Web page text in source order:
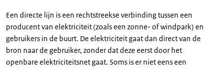
Een directe lijn is een rechtstreekse verbinding tussen een
producent van elektriciteit (zoals een zonne- of windpark) en
gebruikers in de buurt. De elektriciteit gaat dan direct van de
bron naar de gebruiker, zonder dat deze eerst door het
openbare elektriciteitsnet gaat. Soms is er niet eens een